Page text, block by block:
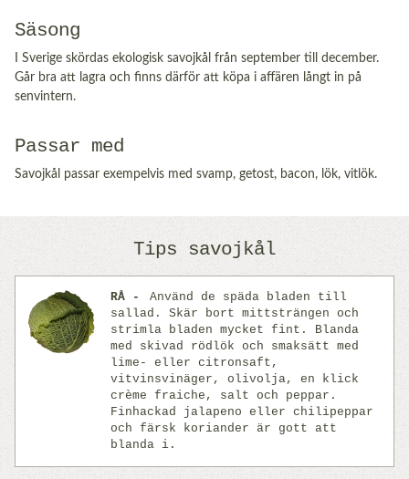
Säsong
I Sverige skördas ekologisk savojkål från september till december.
Går bra att lagra och finns därför att köpa i affären långt in på
senvintern.
Passar med
Savojkål passar exempelvis med svamp, getost, bacon, lök, vitlök.
Tips savojkål
RÅ
Använd de späda bladen till
sallad. Skär bort mittsträngen och
strimla bladen mycket fint. Blanda
med skivad rödlök och smaksätt med
lime- eller citronsaft,
vitvinsvinäger, olivolja, en klick
crème fraiche, salt och peppar.
Finhackad jalapeno eller chilipeppar
och färsk koriander är gott att
blanda i.